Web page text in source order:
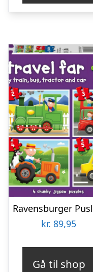
kr. 89,95
Gå til shop